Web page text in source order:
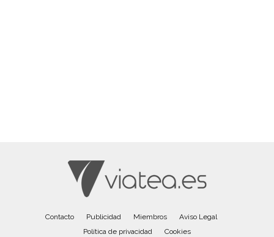
Contacto Publicidad Miembros
Aviso Legal
Política de privacidad
Cookies